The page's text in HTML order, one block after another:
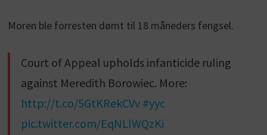
Moren ble forresten dømt til 18 måneders fengsel.
Court of Appeal upholds infanticide ruling
against Meredith Borowiec. More:
http://t.co/5GtKRekCVv #yyc
pic.twitter.com/EqNLlWQzKi